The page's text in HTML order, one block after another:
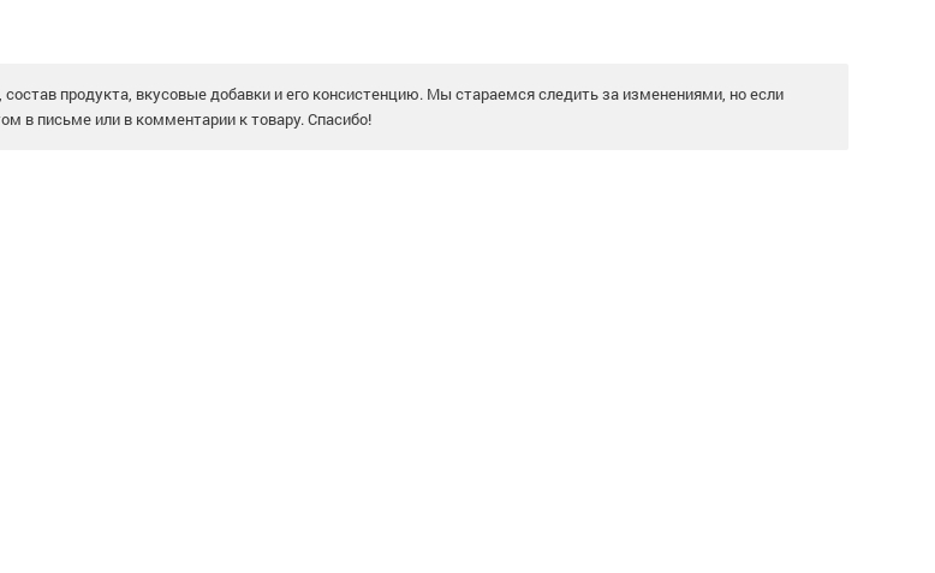
продукта, вкусовые добавки и его консистенцию. Мы стараемся следить за изменениями, но если
в письме или в комментарии к товару. Спасибо!